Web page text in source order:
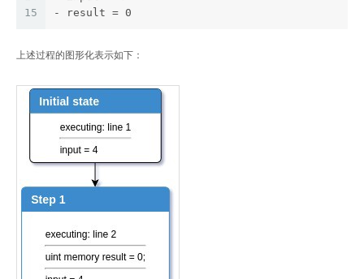
15
- result = 0
上述过程的图形化表示如下：